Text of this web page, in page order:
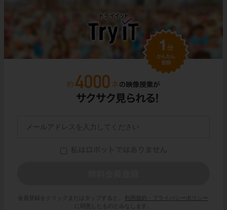
会員登録をクリックまたはタップすると、
利用規約・プライバシーポリシー
に同意したものとみなします。